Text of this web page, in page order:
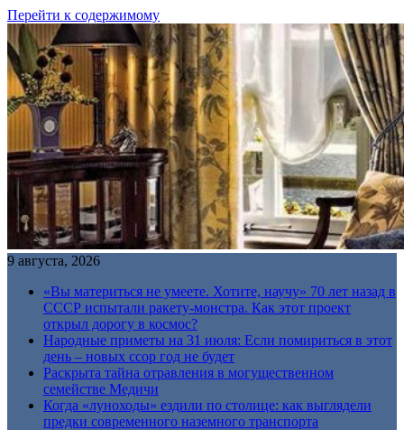
Перейти к содержимому
9 августа, 2026
«Вы материться не умеете. Хотите, научу» 70 лет назад в
СССР испытали ракету-монстра. Как этот проект
открыл дорогу в космос?
Народные приметы на 31 июля: Если помириться в этот
день – новых ссор год не будет
Раскрыта тайна отравления в могущественном
семействе Медичи
Когда «луноходы» ездили по столице: как выглядели
предки современного наземного транспорта